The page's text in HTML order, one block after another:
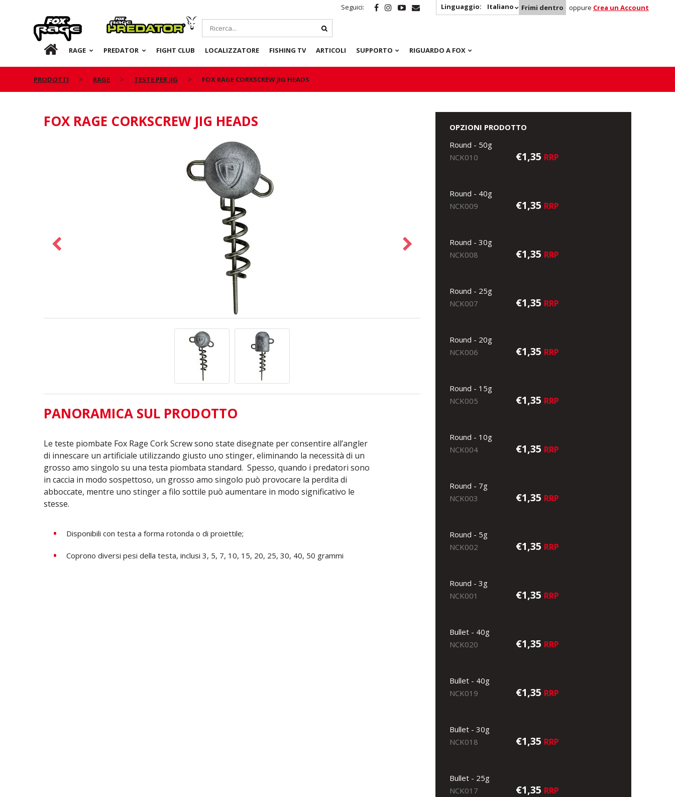
Seguici: Linguaggio: Italiano Frimi dentro oppure Crea un Account
Rage Predator
IT RAGE PREDATOR FIGHT CLUB LOCALIZZATORE FISHING TV ARTICOLI SUPPORTO RIGUARDO A FOX
PRODOTTI RAGE TESTE PER JIG FOX RAGE CORKSCREW JIG HEADS
FOX RAGE CORKSCREW JIG HEADS
PANORAMICA SUL PRODOTTO
Le teste piombate Fox Rage Cork Screw sono state disegnate per consentire all’angler
di innescare un artificiale utilizzando giusto uno stinger, eliminando la necessità di un
grosso amo singolo su una testa piombata standard. Spesso, quando i predatori sono
in caccia in modo sospettoso, un grosso amo singolo può provocare la perdita di
abboccate, mentre uno stinger a filo sottile può aumentare in modo significativo le
stesse.
Disponibili con testa a forma rotonda o di proiettile;
Coprono diversi pesi della testa, inclusi 3, 5, 7, 10, 15, 20, 25, 30, 40, 50 grammi
OPZIONI PRODOTTO
Round - 50g
NCK010
€1,35 RRP
Round - 40g
NCK009
€1,35 RRP
Round - 30g
NCK008
€1,35 RRP
Round - 25g
NCK007
€1,35 RRP
Round - 20g
NCK006
€1,35 RRP
Round - 15g
NCK005
€1,35 RRP
Round - 10g
NCK004
€1,35 RRP
Round - 7g
NCK003
€1,35 RRP
Round - 5g
NCK002
€1,35 RRP
Round - 3g
NCK001
€1,35 RRP
Bullet - 40g
NCK020
€1,35 RRP
Bullet - 40g
NCK019
€1,35 RRP
Bullet - 30g
NCK018
€1,35 RRP
Bullet - 25g
NCK017
€1,35 RRP